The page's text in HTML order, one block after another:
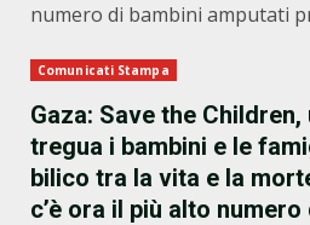
numero di bambini amputati
Comunicati Stampa
Gaza: Save the
tregua i bambini e le
bilico tra la vita e la
c’è ora il più alto numero